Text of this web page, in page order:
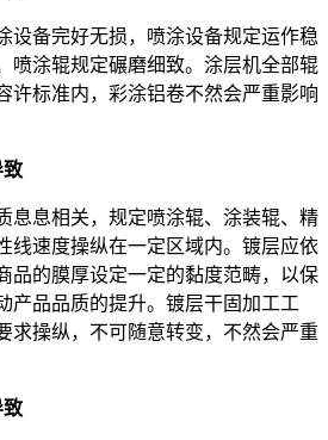
设备完好无损，喷涂设备规定运作稳
喷涂辊规定碾磨细致。涂层机全部辊
许标准内，彩涂铝卷不然会严重影响
致
息息相关，规定喷涂辊、涂装辊、精
线速度操纵在一定区域内。镀层应依
品的膜厚设定一定的黏度范畴，以保
产品品质的提升。镀层干固加工工
求操纵，不可随意转变，不然会严重
致